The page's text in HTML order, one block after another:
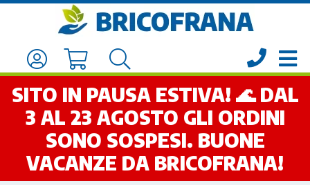
SITO IN PAUSA ESTIVA! 🌊 DAL
3 AL 23 AGOSTO GLI ORDINI
SONO SOSPESI. BUONE
VACANZE DA BRICOFRANA!